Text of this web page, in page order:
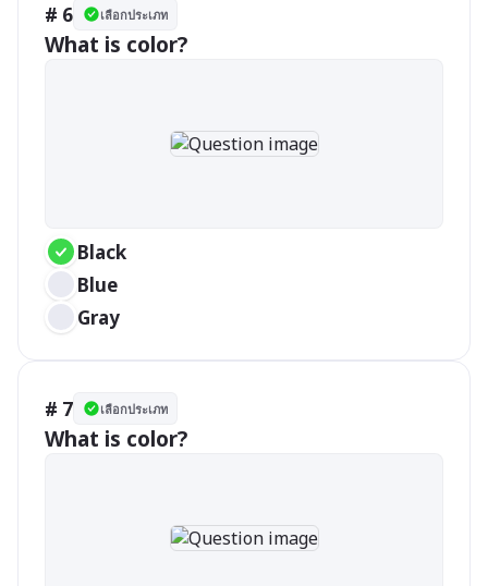
# 6 เลือกประเภท
What is color?
Black
Blue
Gray
# 7 เลือกประเภท
What is color?